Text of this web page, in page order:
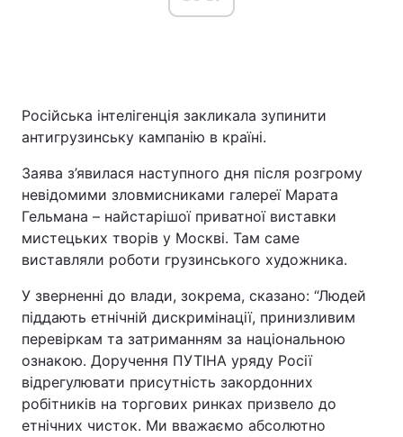
Російська інтелігенція закликала зупинити
антигрузинську кампанію в країні.
Заява з’явилася наступного дня після розгрому
невідомими зловмисниками галереї Марата
Гельмана – найстарішої приватної виставки
мистецьких творів у Москві. Там саме
виставляли роботи грузинського художника.
У зверненні до влади, зокрема, сказано: “Людей
піддають етнічній дискримінації, принизливим
перевіркам та затриманням за національною
ознакою. Доручення ПУТІНА уряду Росії
відрегулювати присутність закордонних
робітників на торгових ринках призвело до
етнічних чисток. Ми вважаємо абсолютно